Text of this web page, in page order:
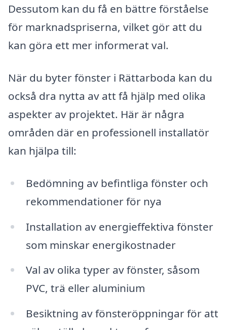
Dessutom kan du få en bättre förståelse
för marknadspriserna, vilket gör att du
kan göra ett mer informerat val.
När du byter fönster i Rättarboda kan du
också dra nytta av att få hjälp med olika
aspekter av projektet. Här är några
områden där en professionell installatör
kan hjälpa till:
Bedömning av befintliga fönster och
rekommendationer för nya
Installation av energieffektiva fönster
som minskar energikostnader
Val av olika typer av fönster, såsom
PVC, trä eller aluminium
Besiktning av fönsteröppningar för att